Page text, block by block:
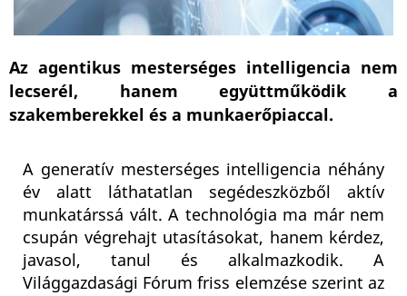
Az agentikus mesterséges intelligencia nem
lecserél, hanem együttműködik a
szakemberekkel és a munkaerőpiaccal.
A generatív mesterséges intelligencia néhány
év alatt láthatatlan segédeszközből aktív
munkatárssá vált. A technológia ma már nem
csupán végrehajt utasításokat, hanem kérdez,
javasol, tanul és alkalmazkodik. A
Világgazdasági Fórum friss elemzése szerint az